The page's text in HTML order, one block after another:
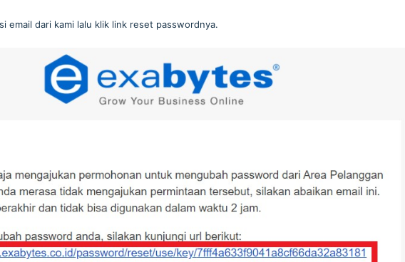
email dari kami lalu klik link reset passwordnya.